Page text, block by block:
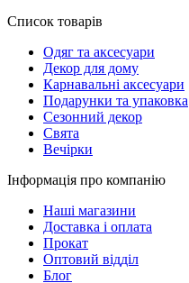
Список товарів
Oдяг та аксесуари
Декор для дому
Карнавальні аксесуари
Подарунки та упаковка
Сезонний декор
Свята
Вечірки
Інформація про компанію
Наші магазини
Доставка і оплата
Прокат
Оптовий відділ
Блог